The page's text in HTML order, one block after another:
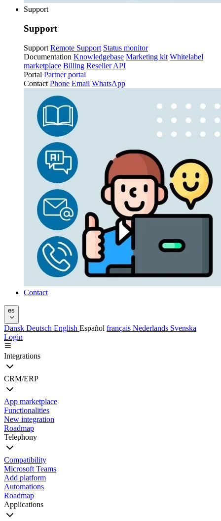
Support
Support
Support Remote Support Status monitor
Documentation Knowledgebase Marketing kit Whitelabel
marketplace Billing Reseller API
Portal Partner portal
Contact Phone Email WhatsApp
Contact
es
Dansk Deutsch English Español français Nederlands Svenska
Login
Integrations
CRM/ERP
App marketplace
Functionalities
New integration
Roadmap
Telephony
Compatibility
Microsoft Teams
Add platform
Automations
Roadmap
Applications